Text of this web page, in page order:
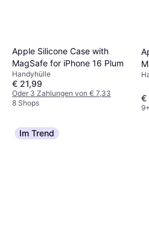
Apple Silicone Case with
MagSafe for iPhone 16 Plum
Handyhülle
€ 21,99
Oder 3 Zahlungen von € 7,33
8 Shops
€
Im Trend